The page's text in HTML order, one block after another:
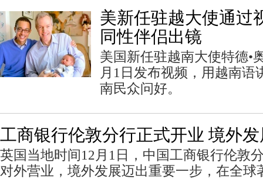
美新任驻越大使通过
同性伴侣出镜
美国新任驻越南大使特德•
月1日发布视频，用越南语
南民众问好。
工商银行伦敦分行正式开业 境外
英国当地时间12月1日，中国工商银行伦敦
对外营业，境外发展迈出重要一步，在全球